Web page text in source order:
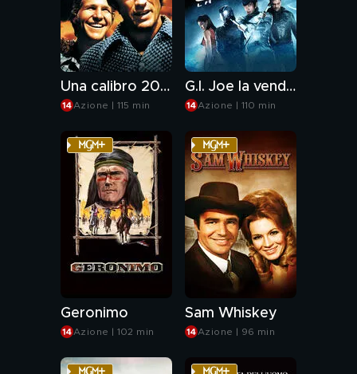
Una calibro 20 per lo specialista
Azione | 115 min
G.I. Joe la vendetta
Azione | 110 min
Geronimo
Azione | 102 min
Sam Whiskey
Azione | 96 min